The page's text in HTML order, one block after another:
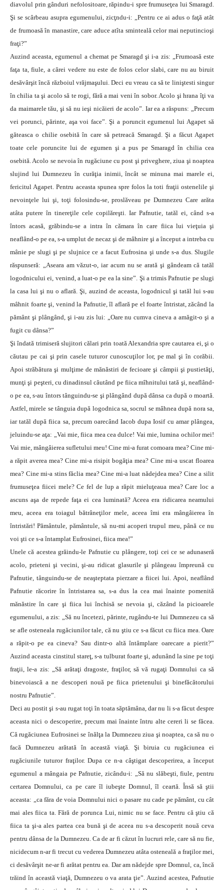
diavolul prin gânduri nefolositoare, răpindu-i spre frumuseţea lui Smaragd.
Şi se scârbeau asupra egumenului, zicţndu-i: „Pentru ce ai adus o faţă atât
de frumoasă în manastire, care aduce atîta sminteală celor mai neputincioşi
fraţi?”
Auzind aceasta, egumenul a chemat pe Smaragd şi i-a zis: „Frumoasă este
faţa ta, fiule, a cărei vedere nu este de folos celor slabi, care nu au biruit
desăvârşit încă războiul vrăjmaşului. Deci eu vreau ca să te liniştesti singur
în chilia ta şi acolo să te rogi, fără a mai veni în sobor. Acolo şi hrana îţi va
da maimarele tău, şi să nu ieşi nicăieri de acolo”. Iar ea a răspuns: „Precum
vei porunci, părinte, aşa voi face”. Şi a poruncit egumenul lui Agapet să
găteasca o chilie osebită în care să petreacă Smaragd. Şi a făcut Agapet
toate cele poruncite lui de egumen şi a pus pe Smaragd în chilia cea
osebită. Acolo se nevoia în rugăciune cu post şi priveghere, ziua şi noaptea
slujind lui Dumnezeu în curăţia inimii, încât se minuna mai marele ei,
fericitul Agapet. Pentru aceasta spunea spre folos la toti fraţii ostenelile şi
nevoinţele lui şi, toţi folosindu-se, proslăveau pe Dumnezeu Care arăta
atâta putere în tinereţile cele copilăreşti. Iar Pafnutie, tatăl ei, când s-a
întors acasă, grăbindu-se a intra în cămara în care fiica lui vieţuia şi
neaflând-o pe ea, s-a umplut de necaz şi de mâhnire şi a început a intreba cu
mânie pe slugi şi pe slujnice ce a facut Eufrosina şi unde s-a dus. Slugile
răspunseră: „Aseara am văzut-o, iar acum nu se arată şi gândeam că tatăl
logodnicului ei, venind, a luat-o pe ea la sine”. Şi a trimis Pafnutie pe slugi
la casa lui şi nu o aflară. Şi, auzind de aceasta, logodnicul şi tatăl lui s-au
mâhnit foarte şi, venind la Pafnutie, îl aflară pe el foarte întristat, zăcând la
pământ şi plângând, şi i-au zis lui: „Oare nu cumva cineva a amăgit-o şi a
fugit cu dânsa?”
Şi îndată trimiseră slujitori călari prin toată Alexandria spre cautarea ei, şi o
căutau pe cai şi prin casele tuturor cunoscuţilor lor, pe mal şi în corăbii.
Apoi străbătura şi mulţime de mănăstiri de fecioare şi câmpii şi pustietăţi,
munţi şi peşteri, cu dinadinsul căutând pe fiica mîhnitului tată şi, neaflând-
o pe ea, s-au întors tânguindu-se şi plângând după dânsa ca după o moartă.
Astfel, mirele se tânguia după logodnica sa, socrul se mâhnea după nora sa,
iar tatăl după fiica sa, precum oarecând Iacob dupa Iosif cu amar plângea,
jeluindu-se aţa: „Vai mie, fiica mea cea dulce! Vai mie, lumina ochilor mei!
Vai mie, mângâierea sufletului meu! Cine mi-a furat comoara mea? Cine mi-
a răpit averea mea? Cine mi-a risipit bogăţia mea? Cine mi-a uscat floarea
mea? Cine mi-a stins făclia mea? Cine mi-a luat nădejdea mea? Cine a silit
frumuseţea fiicei mele? Ce fel de lup a răpit mieluţeaua mea? Care loc a
ascuns aşa de repede faţa ei cea luminată? Aceea era ridicarea neamului
meu, aceea era toiagul bătrâneţilor mele, aceea îmi era mângâierea în
întristări! Pământule, pământule, să nu-mi acoperi trupul meu, până ce nu
voi şti ce s-a întamplat Eufrosinei, fiica mea!”
Unele că acestea grăindu-le Pafnutie cu plângere, toţi cei ce se adunaseră
acolo, prieteni şi vecini, şi-au ridicat glasurile şi plângeau împreună cu
Pafnutie, tânguindu-se de neaşteptata pierzare a fiicei lui. Apoi, neaflând
Pafnutie răcorire în întristarea sa, s-a dus la cea mai înainte pomenită
mănăstire în care şi fiica lui închisă se nevoia şi, căzând la picioarele
egumenului, a zis: „Să nu încetezi, părinte, rugându-te lui Dumnezeu ca să
se afle osteneala rugăciunilor tale, că nu ştiu ce s-a făcut cu fiica mea. Oare
a răpit-o pe ea cineva? Sau dintr-o altă întâmplare oarecare a pierit?”
Auzind aceasta cinstitul stareţ, s-a tulburat foarte şi, adunând la sine pe toţi
fraţii, le-a zis: „Să arătaţi dragoste, fraţilor, să vă rugaţi Domnului ca să
binevoiască a ne descoperi nouă pe fiica prietenului şi binefăcătorului
nostru Pafnutie”.
Deci au postit şi s-au rugat toţi în toata săptămâna, dar nu li s-a făcut despre
aceasta nici o descoperire, precum mai înainte întru alte cereri li se făcea.
Că rugăciunea Eufrosinei se înălţa la Dumnezeu ziua şi noaptea, ca să nu o
facă Dumnezeu arătată în această viaţă. Şi biruia cu rugăciunea ei
rugăciunile tuturor fraţilor. Dupa ce n-a câştigat descoperirea, a început
egumenul a mângaia pe Pafnutie, zicându-i: „Să nu slăbeşti, fiule, pentru
certarea Domnului, ca pe care îl iubeşte Domnul, îl ceartă. Însă să ştii
aceasta: „ca făra de voia Domnului nici o pasare nu cade pe pământ, cu cât
mai ales fiica ta. Fără de porunca Lui, nimic nu se face. Pentru că ştiu că
fiica ta şi-a ales partea cea bună şi de aceea nu s-a descoperit nouă ceva
pentru dânsa de la Dumnezeu. Ca de ar fi căzut în lucruri rele, care să nu fie,
nicidecum n-ar fi trecut cu vederea Dumnezeu atâta osteneală a fraţilor mei,
ci desăvârşit ne-ar fi arătat pentru ea. Dar am nădejde spre Domnul, ca, încă
trăind în această viaţă, Dumnezeu o va arata ţie”. Auzind acestea, Pafnutie